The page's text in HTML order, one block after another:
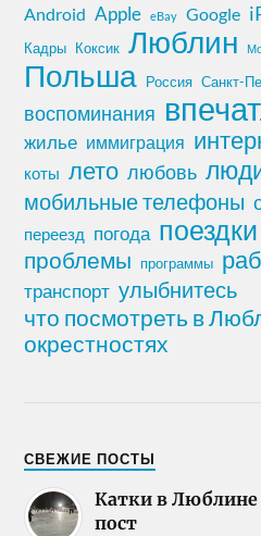
Android Apple eBay Google
Кадры Коксик Люблин
Польша Россия Санкт-
воспоминания
жилье иммиграция
коты лето любовь
мобильные телефоны
переезд погода поездки
проблемы программы
транспорт улыбнитесь
что посмотреть в
окрестностях
СВЕЖИЕ ПОСТЫ
Катки в
пост